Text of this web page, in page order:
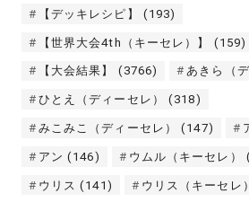
【デッキレシピ】 (193)
【世界大会4th（キーセレ）】 (159)
【大会結果】 (3766) あきら（
ひとえ（ディーセレ） (318)
みこみこ（ディーセレ） (147)
アン (146) ウムル（キーセレ）
ウリス (141) ウリス（キーセレ）